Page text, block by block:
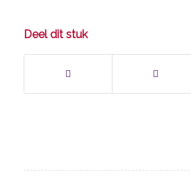
Deel dit stuk